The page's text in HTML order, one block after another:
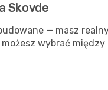
Skovde
— masz
wybrać